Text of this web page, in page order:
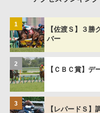
1
【佐渡Ｓ】３
バー
2
【ＣＢＣ賞】
3
【レパードＳ